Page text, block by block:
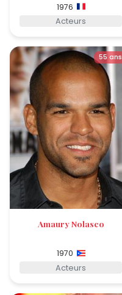
1976
Acteurs
55 ans
Amaury Nolasco
1970
Acteurs